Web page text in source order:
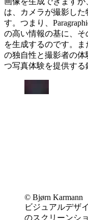
は、カメラが撮影し
す。つまり、
の高い情報の基に、
を生成するのです。
の独自性と撮影者の
つ写真体験を提供する
©︎ Bjørn Karmann
ビジュアルデザ
のスクリーンシ